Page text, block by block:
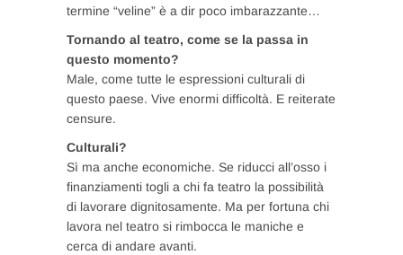
termine “veline” è a dir poco imbarazzante…
Tornando al teatro, come se la passa in
questo momento?
Male, come tutte le espressioni culturali di
questo paese. Vive enormi difficoltà. E reiterate
censure.
Culturali?
Sì ma anche economiche. Se riducci all’osso i
finanziamenti togli a chi fa teatro la possibilità
di lavorare dignitosamente. Ma per fortuna chi
lavora nel teatro si rimbocca le maniche e
cerca di andare avanti.